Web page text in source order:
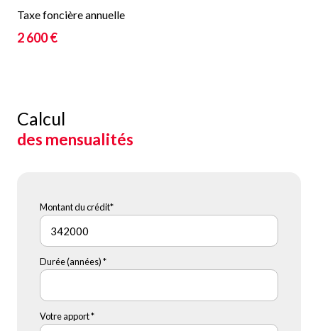
Taxe foncière annuelle
2 600 €
Calcul
des mensualités
Montant du crédit*
Durée (années) *
Votre apport *